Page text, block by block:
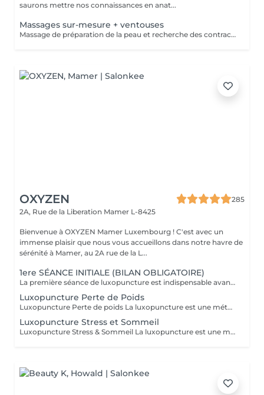
saurons mettre nos connaissances en anat...
Massages sur-mesure + ventouses
Massage de préparation de la peau et recherche des contractures suivis pas la pose des ventouses. Le vide est créé à l'aide d'une flamme, aucune sensation de chaud n'est ressentie durant le procédé et la technique est peu douloureuse. Le but de la cupping therapy est de soulager les tensions musculaires tout en promouvant la circulation sanguine et lymphatique.
OXYZEN
285
2A, Rue de la Liberation Mamer L-8425
Bienvenue à OXYZEN Mamer Luxembourg ! C'est avec un
immense plaisir que nous vous accueillons dans notre havre de
sérénité à Mamer, au 2A rue de la L...
1ere SÉANCE INITIALE (BILAN OBLIGATOIRE)
La première séance de luxopuncture est indispensable avant de débuter tout programme. D'une durée d'environ 1 heure, elle se déroule en deux temps : 30 minutes d'échange approfondi (anamnèse) pour comprendre vos besoins, vos habitudes et définir vos objectifs 30 minutes de séance de luxopuncture, adaptée en fonction de cet échange Cette étape permet de personnaliser votre accompagnement et d'optimiser les résultats. Chaque protocole est ainsi ajusté à votre profil (poids, stress, sommeil, compulsions). Séance essentielle pour un suivi efficace et durable Permet un accompagnement sur mesure Un premier pas vers votre équilibre et votre bien-être durable.
Luxopuncture Perte de Poids
Luxopuncture Perte de poids La luxopuncture est une méthode douce et non invasive qui aide à réguler l'appétit, réduire les fringales et rééquilibrer le métabolisme. Idéale pour accompagner une perte de poids progressive, elle agit également sur le stress et les compulsions alimentaires. Chaque séance est adaptée à vos besoins afin de vous accompagner en douceur vers un meilleur équilibre et des résultats durables. Un accompagnement naturel pour retrouver légèreté, équilibre et bien-être au quotidien.
Luxopuncture Stress et Sommeil
Luxopuncture Stress & Sommeil La luxopuncture est une méthode douce et non invasive qui aide à apaiser le système nerveux, réduire le stress et améliorer la qualité du sommeil. Elle se pratique à l'aide d'un stylo à infrarouge qui stimule des points réflexes du corps, sans aiguille et en toute douceur. Chaque séance est adaptée à vos besoins afin de favoriser un relâchement profond et un apaisement durable. Un accompagnement naturel pour retrouver calme, sérénité et un sommeil réparateur.